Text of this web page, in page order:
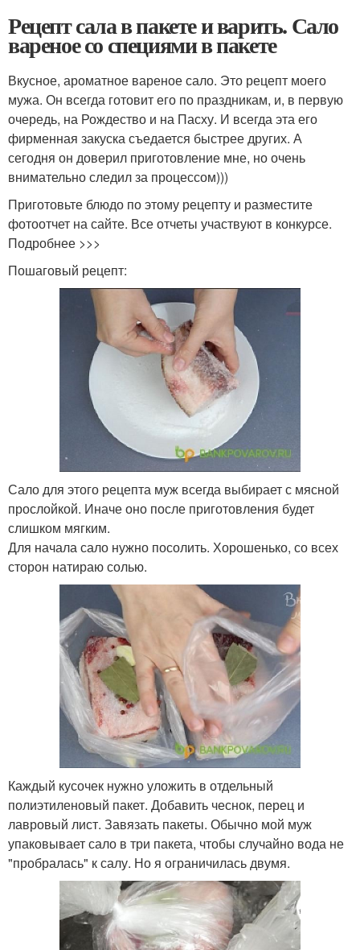
Рецепт сала в пакете и варить. Сало
вареное со специями в пакете
Вкусное, ароматное вареное сало. Это рецепт моего
мужа. Он всегда готовит его по праздникам, и, в первую
очередь, на Рождество и на Пасху. И всегда эта его
фирменная закуска съедается быстрее других. А
сегодня он доверил приготовление мне, но очень
внимательно следил за процессом)))
Приготовьте блюдо по этому рецепту и разместите
фотоотчет на сайте. Все отчеты участвуют в конкурсе.
Подробнее >>>
Пошаговый рецепт:
Сало для этого рецепта муж всегда выбирает с мясной
прослойкой. Иначе оно после приготовления будет
слишком мягким.
Для начала сало нужно посолить. Хорошенько, со всех
сторон натираю солью.
Каждый кусочек нужно уложить в отдельный
полиэтиленовый пакет. Добавить чеснок, перец и
лавровый лист. Завязать пакеты. Обычно мой муж
упаковывает сало в три пакета, чтобы случайно вода не
"пробралась" к салу. Но я ограничилась двумя.